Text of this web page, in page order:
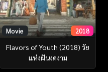
Movie 2018
Flavors of Youth (2018) วัย
แห่งฝันงดงาม